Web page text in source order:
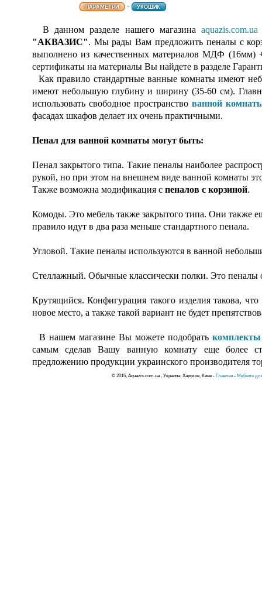
ПАРАМЕТРИ - УКОШИК
В данном разделе нашего магазина aquazis.com.ua
"АКВАЗИС". Мы рады Вам предложить пеналы с
выполнено из качественных материалов МДФ
сертификаты на материалы Вы найдете в разделе
Как правило стандартные ванные комнаты имеют
имеют небольшую глубину и ширину (35-60 см).
использовать свободное пространство ванной
фасадах шкафов делает их очень практичными.
Пенал для ванной комнаты могут быть:
Пенал закрытого типа. Такие пеналы наиболее
рукой, но при этом на внешнем виде ванной комнаты
Также возможна модификация с пеналов с корзиной.
Комоды. Это мебель также закрытого типа. Они также
правило идут в два раза меньше стандартного пенала.
Угловой. Такие пеналы используются в ванной
Стеллажный. Обычные классически полки. Это пеналы
Крутящийся. Конфигурация такого изделия такова,
новое место, а также такой вариант не будет
В нашем магазине Вы можете подобрать
самым сделав Вашу ванную комнату еще более
предложению продукции украинского производителя
© 2015, Aquazis.com.ua , Украина: Харьков, Киев - Главная - Мебель